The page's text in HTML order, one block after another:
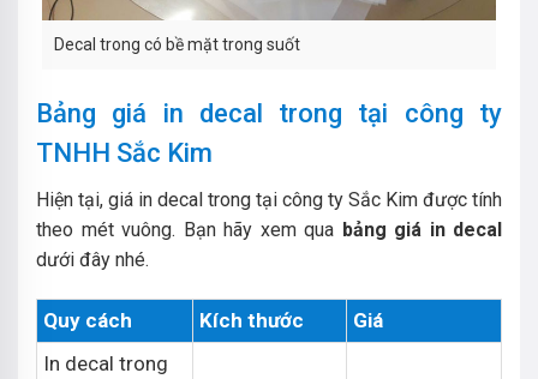
Decal trong có bề mặt trong suốt
Bảng giá in decal trong tại công ty
TNHH Sắc Kim
Hiện tại, giá in decal trong tại công ty Sắc Kim được tính
theo mét vuông. Bạn hãy xem qua bảng giá in decal
dưới đây nhé.
Quy cách Kích thước
Giá
In decal trong